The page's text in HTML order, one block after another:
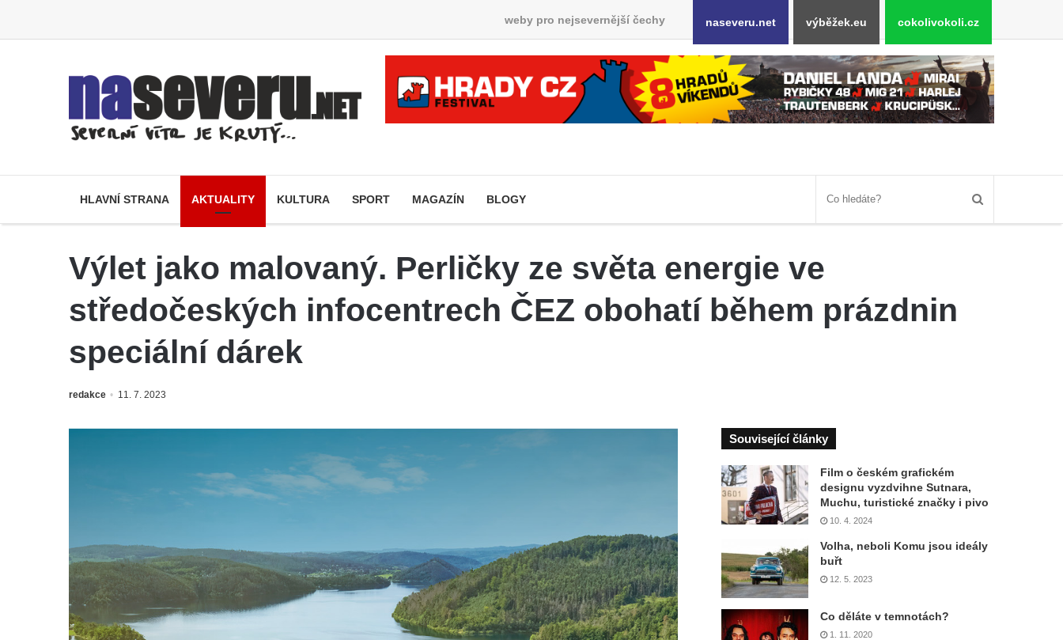
weby pro nejsevernější čechy naseveru.net výběžek.eu cokolivokoli.cz
HLAVNÍ STRANA AKTUALITY KULTURA SPORT MAGAZÍN BLOGY
Výlet jako malovaný. Perličky ze světa energie ve
středočeských infocentrech ČEZ obohatí během prázdnin
speciální dárek
redakce 11. 7. 2023
Související články
Film o českém grafickém
designu vyzdvihne Sutnara,
Muchu, turistické značky i pivo
10. 4. 2024
Volha, neboli Komu jsou ideály
buřt
12. 5. 2023
Co děláte v temnotách?
1. 11. 2020